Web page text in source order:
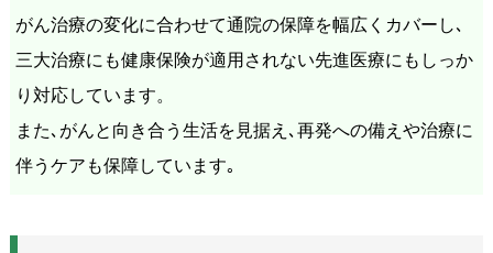
がん治療の変化に合わせて通院の保障を幅広くカバーし､
三大治療にも健康保険が適用されない先進医療にもしっか
り対応しています。
また､がんと向き合う生活を見据え､再発への備えや治療に
伴うケアも保障しています｡